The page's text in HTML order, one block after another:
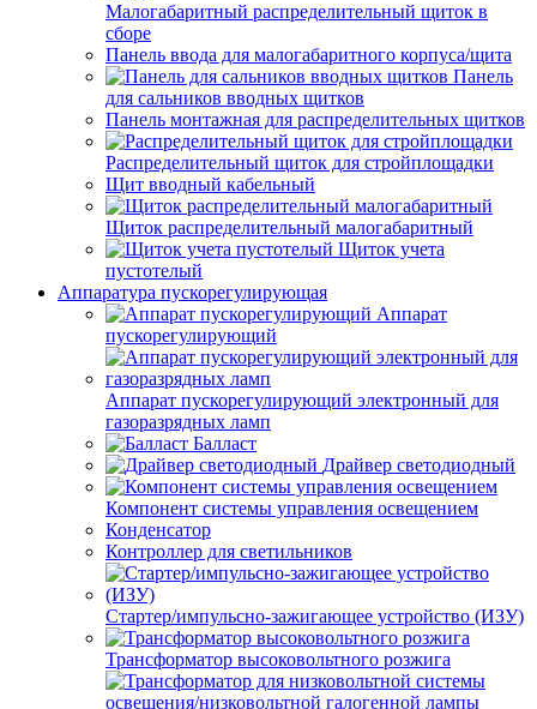
Малогабаритный распределительный щиток в
сборе
Панель ввода для малогабаритного корпуса/щита
Панель
для сальников вводных щитков
Панель монтажная для распределительных щитков
Распределительный щиток для стройплощадки
Щит вводный кабельный
Щиток распределительный малогабаритный
Щиток учета
пустотелый
Аппаратура пускорегулирующая
Аппарат
пускорегулирующий
Аппарат пускорегулирующий электронный для
газоразрядных ламп
Балласт
Драйвер светодиодный
Компонент системы управления освещением
Конденсатор
Контроллер для светильников
Стартер/импульсно-зажигающее устройство (ИЗУ)
Трансформатор высоковольтного розжига